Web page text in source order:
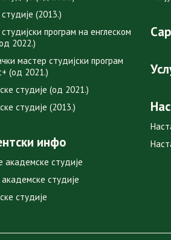
(2013.)
програм на енглеском
2022.)
мастер студијски програм
(од 2021.)
студије (од 2021.)
студије (2013.)
инфо
академске студије
студије
студије